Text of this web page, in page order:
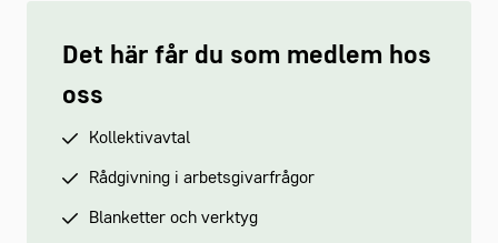
Det här får du som medlem hos
oss
Kollektivavtal
Rådgivning i arbetsgivarfrågor
Blanketter och verktyg